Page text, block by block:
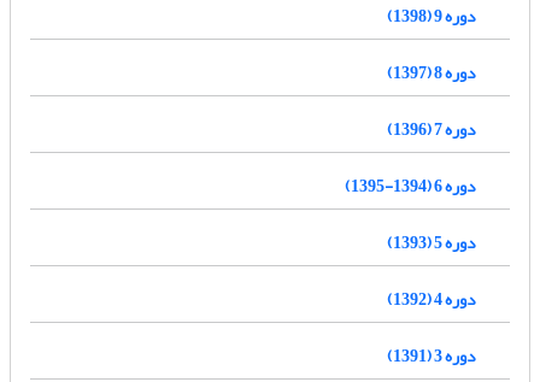
دوره 9 (1398)
دوره 8 (1397)
دوره 7 (1396)
دوره 6 (1394-1395)
دوره 5 (1393)
دوره 4 (1392)
دوره 3 (1391)